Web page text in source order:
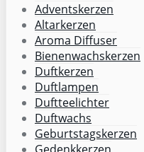
Adventskerzen
Altarkerzen
Aroma Diffuser
Bienenwachskerzen
Duftkerzen
Duftlampen
Duftteelichter
Duftwachs
Geburtstagskerzen